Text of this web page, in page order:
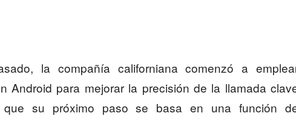
la compañía californiana comenzó a
Android para mejorar la precisión de la llamada
que su próximo paso se basa en una función